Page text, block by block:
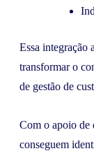
Essa integração
transformar o
de gestão de
Com o apoio de
conseguem